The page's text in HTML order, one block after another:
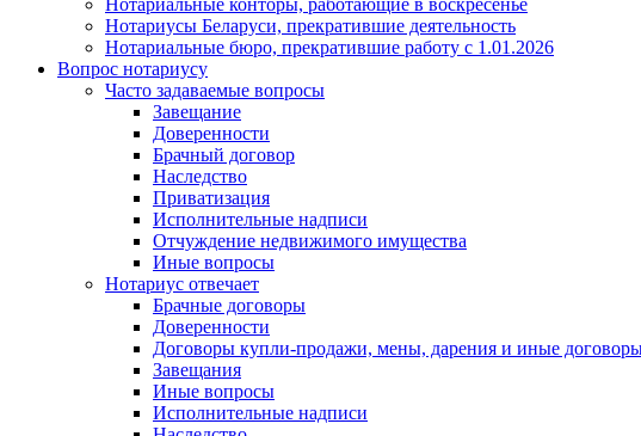
Нотариусы Беларуси, прекратившие деятельность
Нотариальные бюро, прекратившие работу с 1.01.2026
Вопрос нотариусу
Часто задаваемые вопросы
Завещание
Доверенности
Брачный договор
Наследство
Приватизация
Исполнительные надписи
Отчуждение недвижимого имущества
Иные вопросы
Нотариус отвечает
Брачные договоры
Доверенности
Договоры купли-продажи, мены, дарения и иные
Завещания
Иные вопросы
Исполнительные надписи